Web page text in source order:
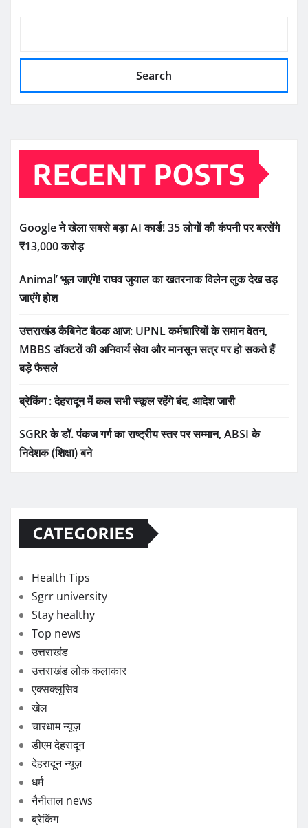
Search
RECENT POSTS
Google ने खेला सबसे बड़ा AI कार्ड! 35 लोगों की कंपनी पर बरसेंगे
₹13,000 करोड़
Animal’ भूल जाएंगे! राघव जुयाल का खतरनाक विलेन लुक देख उड़
जाएंगे होश
उत्तराखंड कैबिनेट बैठक आज: UPNL कर्मचारियों के समान वेतन,
MBBS डॉक्टरों की अनिवार्य सेवा और मानसून सत्र पर हो सकते हैं
बड़े फैसले
ब्रेकिंग : देहरादून में कल सभी स्कूल रहेंगे बंद, आदेश जारी
SGRR के डॉ. पंकज गर्ग का राष्ट्रीय स्तर पर सम्मान, ABSI के
निदेशक (शिक्षा) बने
CATEGORIES
Health Tips
Sgrr university
Stay healthy
Top news
उत्तराखंड
उत्तराखंड लोक कलाकार
एक्सक्लूसिव
खेल
चारधाम न्यूज़
डीएम देहरादून
देहरादून न्यूज़
धर्म
नैनीताल news
ब्रेकिंग